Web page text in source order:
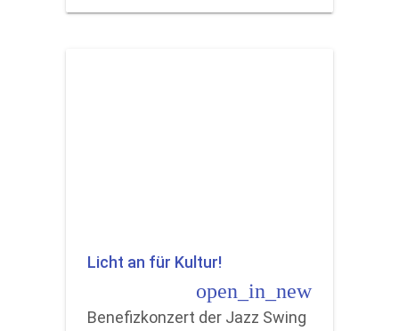
Licht an für Kultur!
open_in_new
Benefizkonzert der Jazz Swing